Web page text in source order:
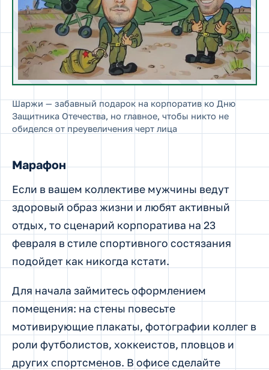
Шаржи — забавный подарок на корпоратив ко Дню
Защитника Отечества, но главное, чтобы никто не
обиделся от преувеличения черт лица
Марафон
Если в вашем коллективе мужчины ведут
здоровый образ жизни и любят активный
отдых, то сценарий корпоратива на 23
февраля в стиле спортивного состязания
подойдет как никогда кстати.
Для начала займитесь оформлением
помещения: на стены повесьте
мотивирующие плакаты, фотографии коллег в
роли футболистов, хоккеистов, пловцов и
других спортсменов. В офисе сделайте